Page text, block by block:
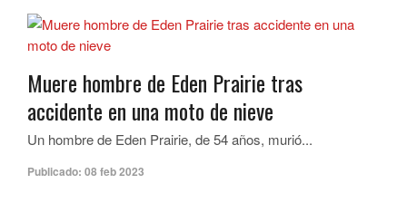
Muere hombre de Eden Prairie tras
accidente en una moto de nieve
Un hombre de Eden Prairie, de 54 años, murió...
Publicado: 08 feb 2023